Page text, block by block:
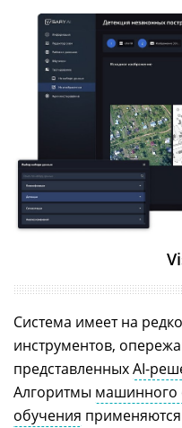
Система имеет на
инструментов,
представленныхAI-
Алгоритмы машинного
обучения